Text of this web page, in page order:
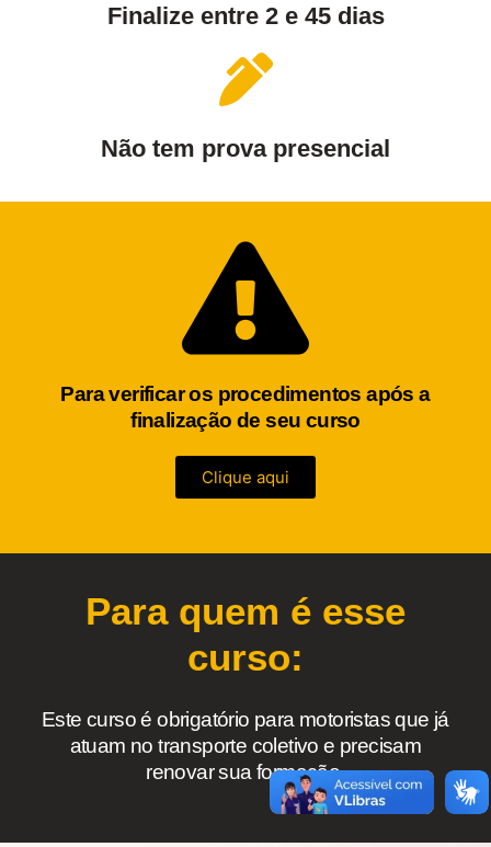
Finalize entre 2 e 45 dias
Não tem prova presencial
Para verificar os procedimentos após a
finalização de seu curso
Clique aqui
Para quem é esse
curso:
Este curso é obrigatório para motoristas que já
atuam no transporte coletivo e precisam
renovar sua formação.